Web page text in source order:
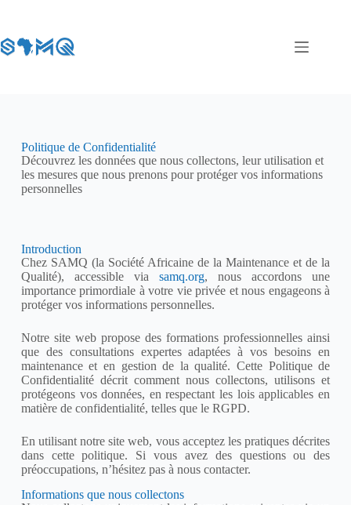
Politique de Confidentialité
Découvrez les données que nous collectons, leur utilisation et
les mesures que nous prenons pour protéger vos informations
personnelles
Introduction
Chez SAMQ (la Société Africaine de la Maintenance et de la
Qualité), accessible via samq.org, nous accordons une
importance primordiale à votre vie privée et nous engageons à
protéger vos informations personnelles.
Notre site web propose des formations professionnelles ainsi
que des consultations expertes adaptées à vos besoins en
maintenance et en gestion de la qualité. Cette Politique de
Confidentialité décrit comment nous collectons, utilisons et
protégeons vos données, en respectant les lois applicables en
matière de confidentialité, telles que le RGPD.
En utilisant notre site web, vous acceptez les pratiques décrites
dans cette politique. Si vous avez des questions ou des
préoccupations, n’hésitez pas à nous contacter.
Informations que nous collectons